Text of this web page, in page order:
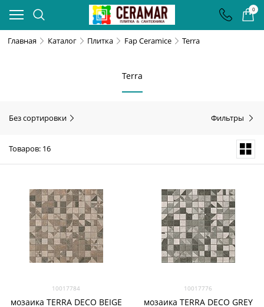
0
Главная Каталог Плитка Fap Ceramice Terra
Terra
Без сортировки Фильтры
Товаров: 16
10017784
мозаика TERRA DECO BEIGE
10017776
мозаика TERRA DECO GREY